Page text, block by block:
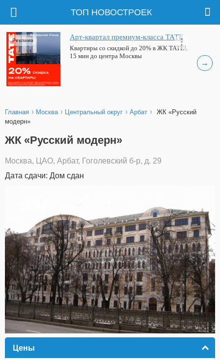
ТОП НОВОСТРОЕК
→
Арт-квартал премиум-класса ТАТЕ
Квартиры со скидкой до 20% в ЖК ТАТЕ!.
15 мин до центра Москвы
Реклама
Главная › Москва › Центральный округ › Арбат › ЖК «Русский
модерн»
ЖК «Русский модерн»
Москва, ЦАО, Арбат, Гоголевский б-р, д. 29
Дата сдачи: Дом сдан
Цены